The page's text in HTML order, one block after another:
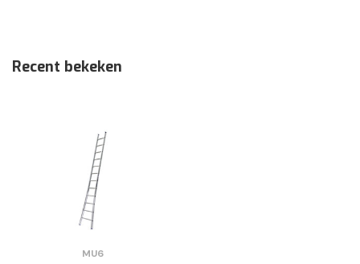
Recent bekeken
MU6